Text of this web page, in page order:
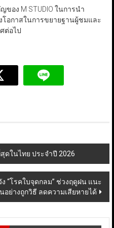
อง M STUDIO ในการนำ
โอกาสในการขยายฐานผู้ชมและ
ต่อไป
ดในไทย ประจำปี 2026
“โรคใบจุดกลม” ช่วงฤดูฝน แนะ
อย่างถูกวิธี ลดความเสียหายได้